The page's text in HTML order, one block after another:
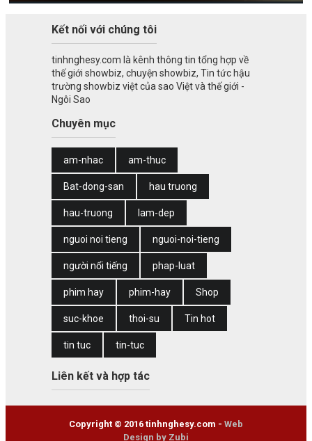
Kết nối với chúng tôi
tinhnghesy.com là kênh thông tin tổng hợp về
thế giới showbiz, chuyện showbiz, Tin tức hậu
trường showbiz việt của sao Việt và thế giới -
Ngôi Sao
Chuyên mục
am-nhac am-thuc
Bat-dong-san hau truong
hau-truong lam-dep
nguoi noi tieng nguoi-noi-tieng
người nổi tiếng phap-luat
phim hay phim-hay Shop
suc-khoe thoi-su Tin hot
tin tuc tin-tuc
Liên kết và hợp tác
Copyright © 2016 tinhnghesy.com - Web
Design by Zubi